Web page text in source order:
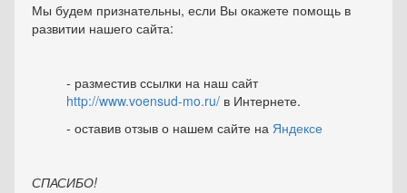
Мы будем признательны, если Вы окажете помощь в
развитии нашего сайта:
- разместив ссылки на наш сайт
http://www.voensud-mo.ru/в Интернете.
- оставив отзыв о нашем сайте на Яндексе
СПАСИБО!